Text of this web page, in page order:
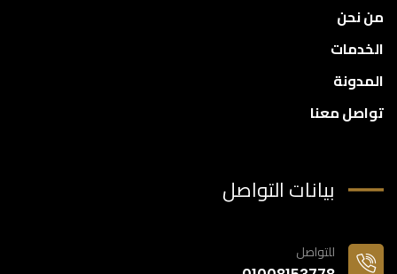
من نحن
الخدمات
المدونة
تواصل معنا
بيانات التواصل
للتواصل